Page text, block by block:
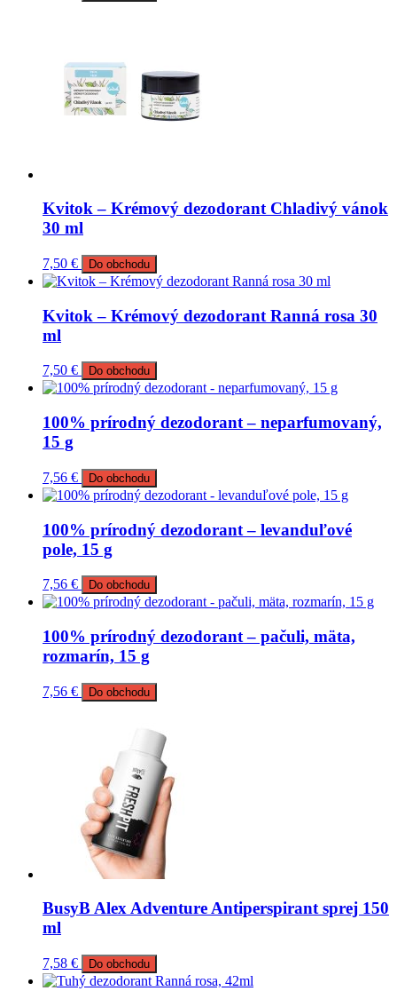
Kvitok – Krémový dezodorant Chladivý vánok
30 ml
7,50 € Do obchodu
Kvitok – Krémový dezodorant Ranná rosa 30
ml
7,50 € Do obchodu
100% prírodný dezodorant – neparfumovaný,
15 g
7,56 € Do obchodu
100% prírodný dezodorant – levanduľové
pole, 15 g
7,56 € Do obchodu
100% prírodný dezodorant – pačuli, mäta,
rozmarín, 15 g
7,56 € Do obchodu
BusyB Alex Adventure Antiperspirant sprej 150
ml
7,58 € Do obchodu